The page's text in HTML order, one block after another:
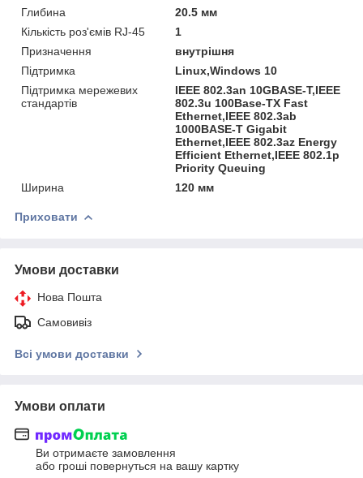
Глибина
20.5 мм
Кількість роз'ємів RJ-45
1
Призначення
внутрішня
Підтримка
Linux,Windows 10
Підтримка мережевих
стандартів
IEEE 802.3an 10GBASE-T,IEEE
802.3u 100Base-TX Fast
Ethernet,IEEE 802.3ab
1000BASE-T Gigabit
Ethernet,IEEE 802.3az Energy
Efficient Ethernet,IEEE 802.1p
Priority Queuing
Ширина
120 мм
Приховати
Умови доставки
Нова Пошта
Самовивіз
Всі умови доставки
Умови оплати
Ви отримаєте замовлення
або гроші повернуться на вашу картку